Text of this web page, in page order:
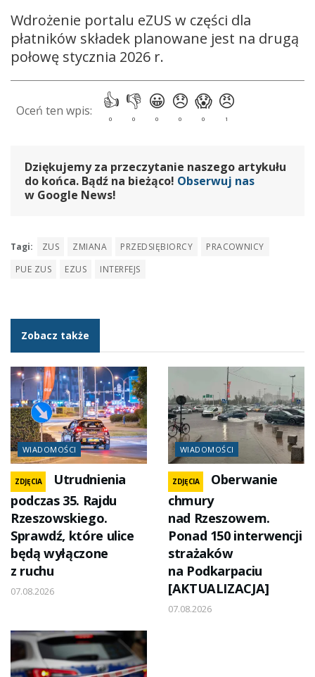
Wdrożenie portalu eZUS w części dla
płatników składek planowane jest na drugą
połowę stycznia 2026 r.
Dziękujemy za przeczytanie naszego artykułu
do końca. Bądź na bieżąco! Obserwuj nas
w Google News!
Tagi: ZUS ZMIANA PRZEDSIĘBIORCY
PRACOWNICY
PUE ZUS
EZUS INTERFEJS
Zobacz także
WIADOMOŚCI
ZDJĘCIA
Utrudnienia
podczas 35. Rajdu
Rzeszowskiego.
Sprawdź, które ulice
będą wyłączone
z ruchu
07.08.2026
WIADOMOŚCI
ZDJĘCIA
Oberwanie
chmury
nad Rzeszowem.
Ponad 150 interwencji
strażaków
na Podkarpaciu
[AKTUALIZACJA]
07.08.2026